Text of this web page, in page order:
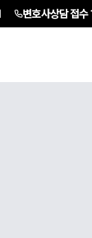
변호사상담 접수